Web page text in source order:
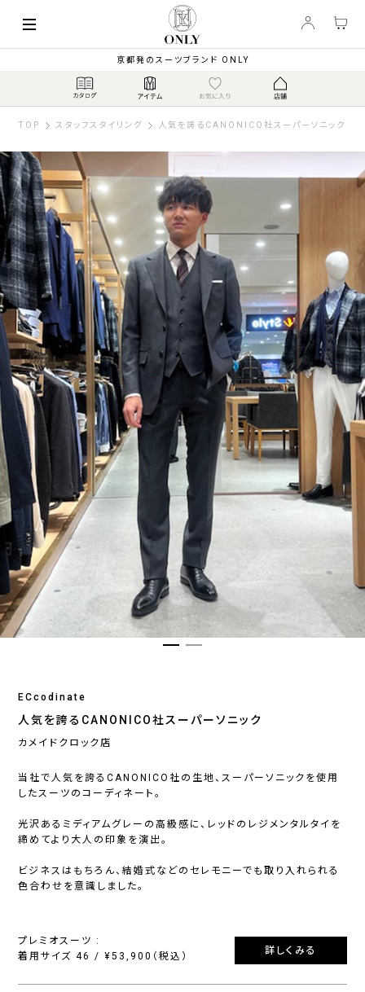
京都発のスーツブランド ONLY
TOP スタッフスタイリング 人気を誇るCANONICO社スーパーソニック
ECcodinate
人気を誇るCANONICO社スーパーソニック
カメイドクロック店
当社で人気を誇るCANONICO社の生地、スーパーソニックを使用
したスーツのコーディネート。
光沢あるミディアムグレーの高級感に、レッドのレジメンタルタイを
締めてより大人の印象を演出。
ビジネスはもちろん、結婚式などのセレモニーでも取り入れられる
色合わせを意識しました。
プレミオスーツ :
着用サイズ 46 / ¥53,900（税込）
詳しくみる